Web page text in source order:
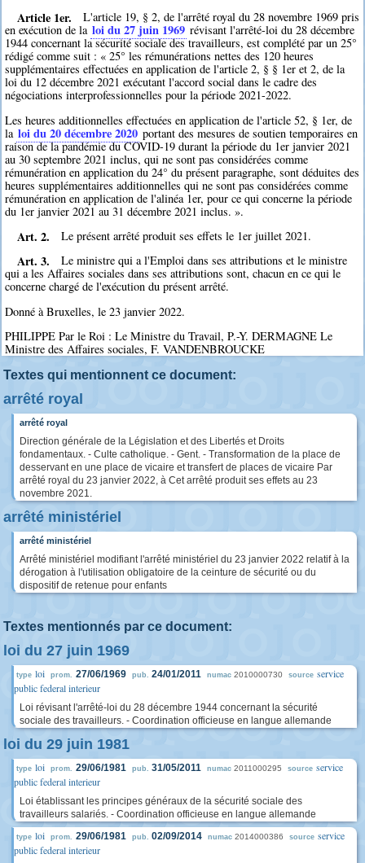
Article 1er.
L'article 19, § 2, de l'arrêté royal du 28 novembre 1969 pris
en exécution de la loi du 27 juin 1969 révisant l'arrêté-loi du 28 décembre
1944 concernant la sécurité sociale des travailleurs, est complété par un 25°
rédigé comme suit : « 25° les rémunérations nettes des 120 heures
supplémentaires effectuées en application de l'article 2, § § 1er et 2, de la
loi du 12 décembre 2021 exécutant l'accord social dans le cadre des
négociations interprofessionnelles pour la période 2021-2022.
Les heures additionnelles effectuées en application de l'article 52, § 1er, de
la loi du 20 décembre 2020 portant des mesures de soutien temporaires en
raison de la pandémie du COVID-19 durant la période du 1er janvier 2021
au 30 septembre 2021 inclus, qui ne sont pas considérées comme
rémunération en application du 24° du présent paragraphe, sont déduites des
heures supplémentaires additionnelles qui ne sont pas considérées comme
rémunération en application de l'alinéa 1er, pour ce qui concerne la période
du 1er janvier 2021 au 31 décembre 2021 inclus. ».
Art. 2. Le présent arrêté produit ses effets le 1er juillet 2021.
Art. 3.
Le ministre qui a l'Emploi dans ses attributions et le ministre
qui a les Affaires sociales dans ses attributions sont, chacun en ce qui le
concerne chargé de l'exécution du présent arrêté.
Donné à Bruxelles, le 23 janvier 2022.
PHILIPPE Par le Roi : Le Ministre du Travail, P.-Y. DERMAGNE Le
Ministre des Affaires sociales, F. VANDENBROUCKE
Textes qui mentionnent ce document:
arrêté royal
arrêté royal
Direction générale de la Législation et des Libertés et Droits
fondamentaux. - Culte catholique. - Gent. - Transformation de la place de
desservant en une place de vicaire et transfert de places de vicaire Par
arrêté royal du 23 janvier 2022, à Cet arrêté produit ses effets au 23
novembre 2021.
arrêté ministériel
arrêté ministériel
Arrêté ministériel modifiant l'arrêté ministériel du 23 janvier 2022 relatif à la
dérogation à l'utilisation obligatoire de la ceinture de sécurité ou du
dispositif de retenue pour enfants
Textes mentionnés par ce document:
loi du 27 juin 1969
type loi prom. 27/06/1969 pub. 24/01/2011 numac 2010000730 source service
public federal interieur
Loi révisant l'arrêté-loi du 28 décembre 1944 concernant la sécurité
sociale des travailleurs. - Coordination officieuse en langue allemande
loi du 29 juin 1981
type loi prom. 29/06/1981 pub. 31/05/2011 numac 2011000295 source service
public federal interieur
Loi établissant les principes généraux de la sécurité sociale des
travailleurs salariés. - Coordination officieuse en langue allemande
type loi prom. 29/06/1981 pub. 02/09/2014 numac 2014000386 source service
public federal interieur